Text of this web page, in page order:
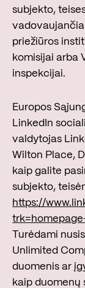
subjekto,
priežiūros
komisijai arba
inspekcijai.
Europos
LinkedIn
valdytojas
Wilton Place,
kaip galite
subjekto,
https://
Turėdami
Unlimited
duomenis ar
kaip duomenų